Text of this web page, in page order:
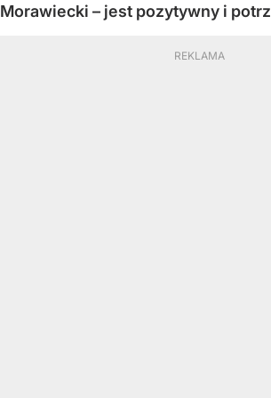
Morawiecki – jest pozytywny i